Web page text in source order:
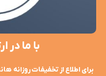
با ما در
برای اطلاع از تخفیفات روزانه